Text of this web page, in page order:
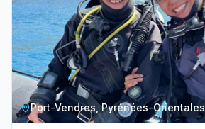
Port-Vendres, Pyrénées-Orientales